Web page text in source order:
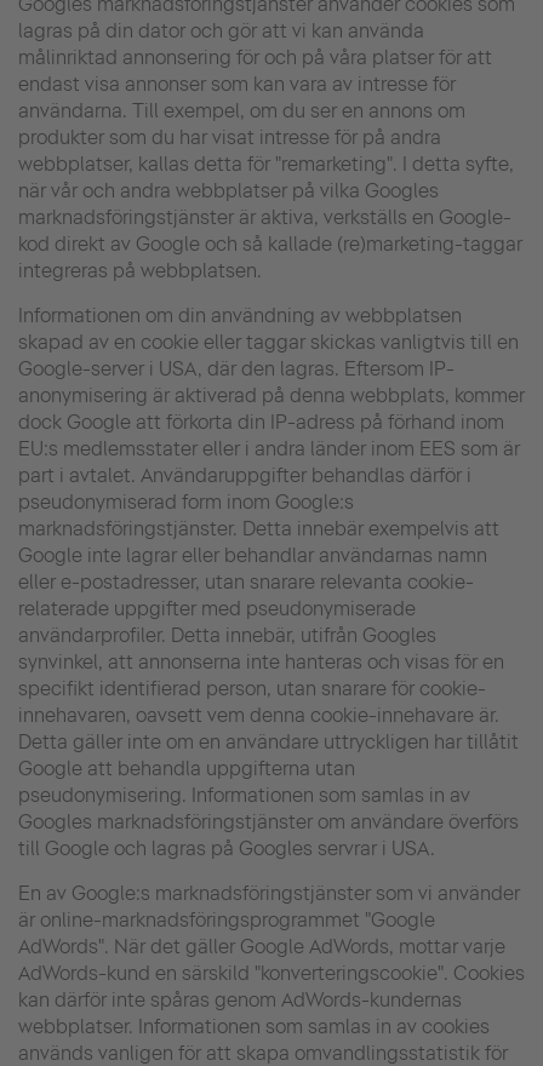
lagras på din dator och gör att vi kan använda
målinriktad annonsering för och på våra platser för att
endast visa annonser som kan vara av intresse för
användarna. Till exempel, om du ser en annons om
produkter som du har visat intresse för på andra
webbplatser, kallas detta för "remarketing". I detta syfte,
när vår och andra webbplatser på vilka Googles
marknadsföringstjänster är aktiva, verkställs en Google-
kod direkt av Google och så kallade (re)marketing-taggar
integreras på webbplatsen.
Informationen om din användning av webbplatsen
skapad av en cookie eller taggar skickas vanligtvis till en
Google-server i USA, där den lagras. Eftersom IP-
anonymisering är aktiverad på denna webbplats, kommer
dock Google att förkorta din IP-adress på förhand inom
EU:s medlemsstater eller i andra länder inom EES som är
part i avtalet. Användaruppgifter behandlas därför i
pseudonymiserad form inom Google:s
marknadsföringstjänster. Detta innebär exempelvis att
Google inte lagrar eller behandlar användarnas namn
eller e-postadresser, utan snarare relevanta cookie-
relaterade uppgifter med pseudonymiserade
användarprofiler. Detta innebär, utifrån Googles
synvinkel, att annonserna inte hanteras och visas för en
specifikt identifierad person, utan snarare för cookie-
innehavaren, oavsett vem denna cookie-innehavare är.
Detta gäller inte om en användare uttryckligen har tillåtit
Google att behandla uppgifterna utan
pseudonymisering. Informationen som samlas in av
Googles marknadsföringstjänster om användare överförs
till Google och lagras på Googles servrar i USA.
En av Google:s marknadsföringstjänster som vi använder
är online-marknadsföringsprogrammet "Google
AdWords". När det gäller Google AdWords, mottar varje
AdWords-kund en särskild "konverteringscookie". Cookies
kan därför inte spåras genom AdWords-kundernas
webbplatser. Informationen som samlas in av cookies
används vanligen för att skapa omvandlingsstatistik för